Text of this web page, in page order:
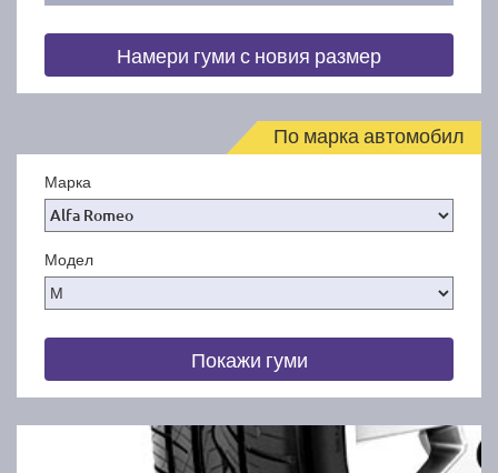
Намери гуми с новия размер
По марка автомобил
Марка
Модел
Покажи гуми